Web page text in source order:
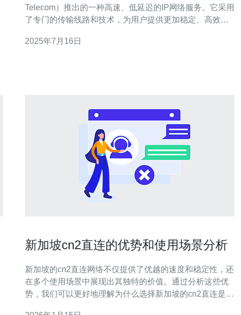
Telecom）推出的一种高速、低延迟的IP网络服务。它采用
了专门的传输线路和技术，为用户提供更加稳定、高效的
速互联网连接的需求非常大。选择新加坡CN2 IP解决方案
2025年7月16日
新加坡cn2直连的优势和使用场景分析
新加坡的cn2直连网络不仅提供了优越的速度和稳定性，还
在多个使用场景中展现出其独特的价值。通过分析这些优
势，我们可以更好地理解为什么选择新加坡的cn2直连是许